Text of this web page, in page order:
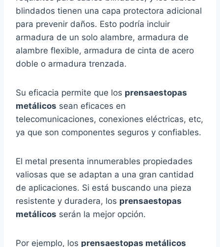
blindados tienen una capa protectora adicional
para prevenir daños. Esto podría incluir
armadura de un solo alambre, armadura de
alambre flexible, armadura de cinta de acero
doble o armadura trenzada.
Su eficacia permite que los prensaestopas
metálicos sean eficaces en
telecomunicaciones, conexiones eléctricas, etc,
ya que son componentes seguros y confiables.
El metal presenta innumerables propiedades
valiosas que se adaptan a una gran cantidad
de aplicaciones. Si está buscando una pieza
resistente y duradera, los prensaestopas
metálicos serán la mejor opción.
Por ejemplo, los prensaestopas metálicos